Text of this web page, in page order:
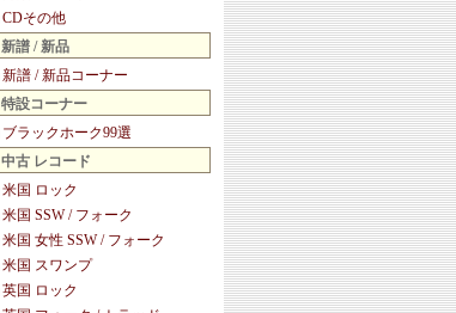
CDその他
新譜 / 新品
新譜 / 新品コーナー
特設コーナー
ブラックホーク99選
中古 レコード
米国 ロック
米国 SSW / フォーク
米国 女性 SSW / フォーク
米国 スワンプ
英国 ロック